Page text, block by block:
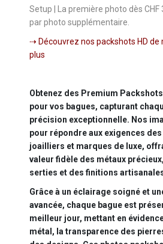
Setup | La première photo dès CHF
par photo supplémentaire.
⇢ Découvrez nos packshots HD
plus
Obtenez des Premium
pour vos bagues, capturant
précision exceptionnelle. Nos
pour répondre aux exigences
joailliers et marques de luxe,
valeur fidèle des métaux
serties et des finitions
Grâce à un éclairage soigné et
avancée, chaque bague est
meilleur jour, mettant en
métal, la transparence des